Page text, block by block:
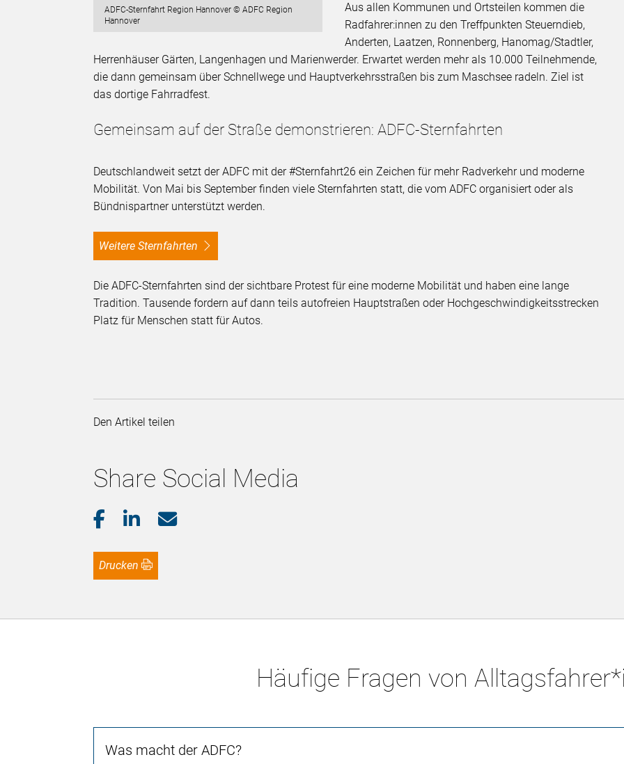
ADFC-Sternfahrt Region Hannover © ADFC Region
Hannover
Aus allen Kommunen und Ortsteilen kommen die
Radfahrer:innen zu den Treffpunkten Steuerndieb,
Anderten, Laatzen, Ronnenberg, Hanomag/Stadtler,
Herrenhäuser Gärten, Langenhagen und Marienwerder. Erwartet werden mehr als 10.000 Teilnehmende,
die dann gemeinsam über Schnellwege und Hauptverkehrsstraßen bis zum Maschsee radeln. Ziel ist
das dortige Fahrradfest.
Gemeinsam auf der Straße demonstrieren: ADFC-Sternfahrten
Deutschlandweit setzt der ADFC mit der #Sternfahrt26 ein Zeichen für mehr Radverkehr und moderne
Mobilität. Von Mai bis September finden viele Sternfahrten statt, die vom ADFC organisiert oder als
Bündnispartner unterstützt werden.
Weitere Sternfahrten
Die ADFC-Sternfahrten sind der sichtbare Protest für eine moderne Mobilität und haben eine lange
Tradition. Tausende fordern auf dann teils autofreien Hauptstraßen oder Hochgeschwindigkeitsstrecken
Platz für Menschen statt für Autos.
Den Artikel teilen
Share Social Media
Drucken
Häufige Fragen von
Was macht der ADFC?